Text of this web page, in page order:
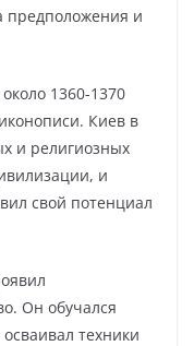
предположения и
1360-1370
Киев в
и религиозных
и
свой потенциал
Он обучался
техники